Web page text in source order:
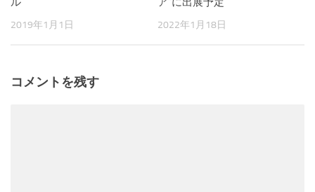
2019年1月1日 2022年1月18日
コメントを残す